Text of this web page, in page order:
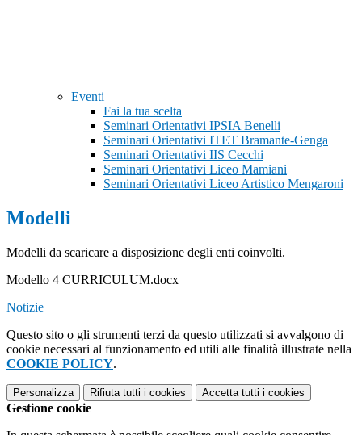
Eventi
Fai la tua scelta
Seminari Orientativi IPSIA Benelli
Seminari Orientativi ITET Bramante-Genga
Seminari Orientativi IIS Cecchi
Seminari Orientativi Liceo Mamiani
Seminari Orientativi Liceo Artistico Mengaroni
Modelli
Modelli da scaricare a disposizione degli enti coinvolti.
Modello 4 CURRICULUM.docx
Notizie
Questo sito o gli strumenti terzi da questo utilizzati si avvalgono di
cookie necessari al funzionamento ed utili alle finalità illustrate nella
COOKIE POLICY.
Personalizza Rifiuta tutti i cookies Accetta tutti i cookies
Gestione cookie